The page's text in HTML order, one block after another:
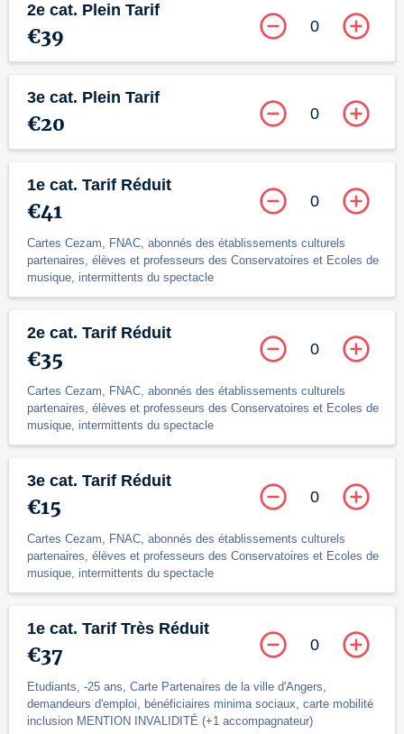
2e cat. Plein Tarif
€39 0
3e cat. Plein Tarif
€20 0
1e cat. Tarif Réduit
€41
Cartes Cezam, FNAC, abonnés des établissements culturels
partenaires, élèves et professeurs des Conservatoires et Ecoles de
musique, intermittents du spectacle
0
2e cat. Tarif Réduit
€35
Cartes Cezam, FNAC, abonnés des établissements culturels
partenaires, élèves et professeurs des Conservatoires et Ecoles de
musique, intermittents du spectacle
0
3e cat. Tarif Réduit
€15
Cartes Cezam, FNAC, abonnés des établissements culturels
partenaires, élèves et professeurs des Conservatoires et Ecoles de
musique, intermittents du spectacle
0
1e cat. Tarif Très Réduit
€37
Etudiants, -25 ans, Carte Partenaires de la ville d'Angers,
demandeurs d'emploi, bénéficiaires minima sociaux, carte mobilité
inclusion MENTION INVALIDITÉ (+1 accompagnateur)
0